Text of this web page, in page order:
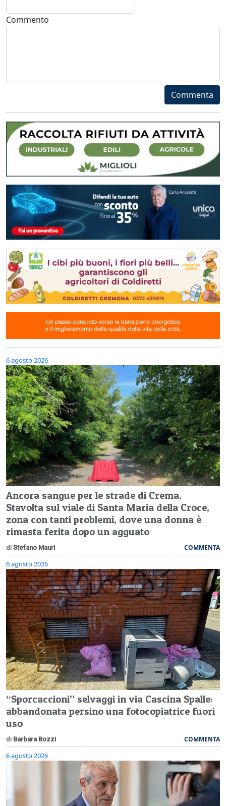
Commento
Commenta
6 agosto 2026
Ancora sangue per le strade di Crema.
Stavolta sul viale di Santa Maria della Croce,
zona con tanti problemi, dove una donna è
rimasta ferita dopo un agguato
di Stefano Mauri COMMENTA
6 agosto 2026
“Sporcaccioni” selvaggi in via Cascina Spalle:
abbandonata persino una fotocopiatrice fuori
uso
di Barbara Bozzi COMMENTA
6 agosto 2026